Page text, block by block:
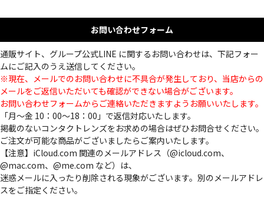
お問い合わせフォーム
通販サイト、グループ公式LINE に関するお問い合わせは、下記フォー
ムにご記入のうえ送信してください。
※現在、メールでのお問い合わせに不具合が発生しており、当店からの
メールをご返信いただいても確認ができない場合がございます。
お問い合わせフォームからご連絡いただきますようお願いいたします。
「月～金 10：00～18：00」で返信対応いたします。
掲載のないコンタクトレンズをお求めの場合はぜひお問合せください。
ご注文が可能な商品がございましたらご案内いたします。
【注意】iCloud.com 関連のメールアドレス（@icloud.com、
@mac.com、@me.com など）は、
迷惑メールに入ったり削除される現象がございます。別のメールアドレ
スをご指定ください。